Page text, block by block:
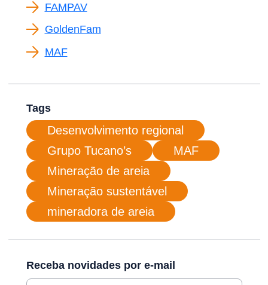
FAMPAV
GoldenFam
MAF
Tags
Desenvolvimento regional
Grupo Tucano’s
MAF
Mineração de areia
Mineração sustentável
mineradora de areia
Receba novidades por e-mail